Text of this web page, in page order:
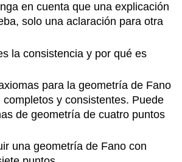
en cuenta que una explicación
solo una aclaración para otra
la consistencia y por qué es
para la geometría de Fano
completos y consistentes. Puede
de geometría de cuatro puntos
una geometría de Fano con